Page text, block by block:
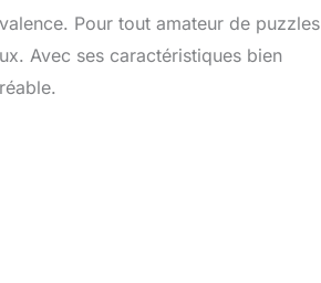
Pour tout amateur de puzzles
Avec ses caractéristiques bien